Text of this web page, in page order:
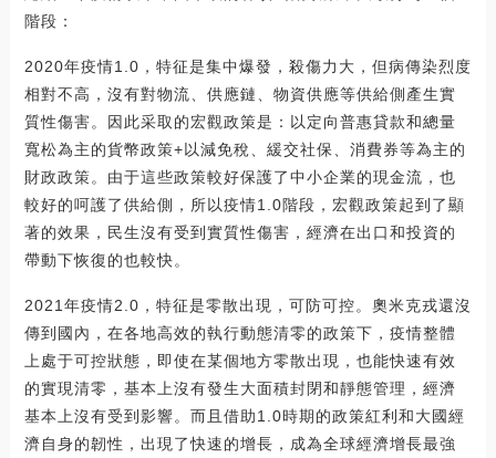
階段：
2020年疫情1.0，特征是集中爆發，殺傷力大，但病傳染烈度
相對不高，沒有對物流、供應鏈、物資供應等供給側產生實
質性傷害。因此采取的宏觀政策是：以定向普惠貸款和總量
寬松為主的貨幣政策+以減免稅、緩交社保、消費券等為主的
財政政策。由于這些政策較好保護了中小企業的現金流，也
較好的呵護了供給側，所以疫情1.0階段，宏觀政策起到了顯
著的效果，民生沒有受到實質性傷害，經濟在出口和投資的
帶動下恢復的也較快。
2021年疫情2.0，特征是零散出現，可防可控。奧米克戎還沒
傳到國內，在各地高效的執行動態清零的政策下，疫情整體
上處于可控狀態，即使在某個地方零散出現，也能快速有效
的實現清零，基本上沒有發生大面積封閉和靜態管理，經濟
基本上沒有受到影響。而且借助1.0時期的政策紅利和大國經
濟自身的韌性，出現了快速的增長，成為全球經濟增長最強